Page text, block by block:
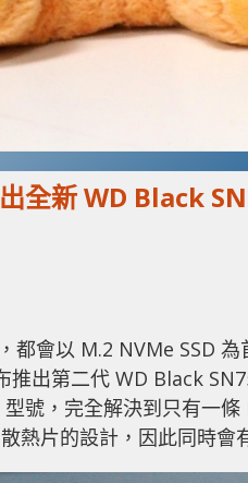
全新 WD Black
都會以 M.2 NVMe SSD
出第二代 WD Black
號，完全解決到只有一
熱片的設計，因此同時會